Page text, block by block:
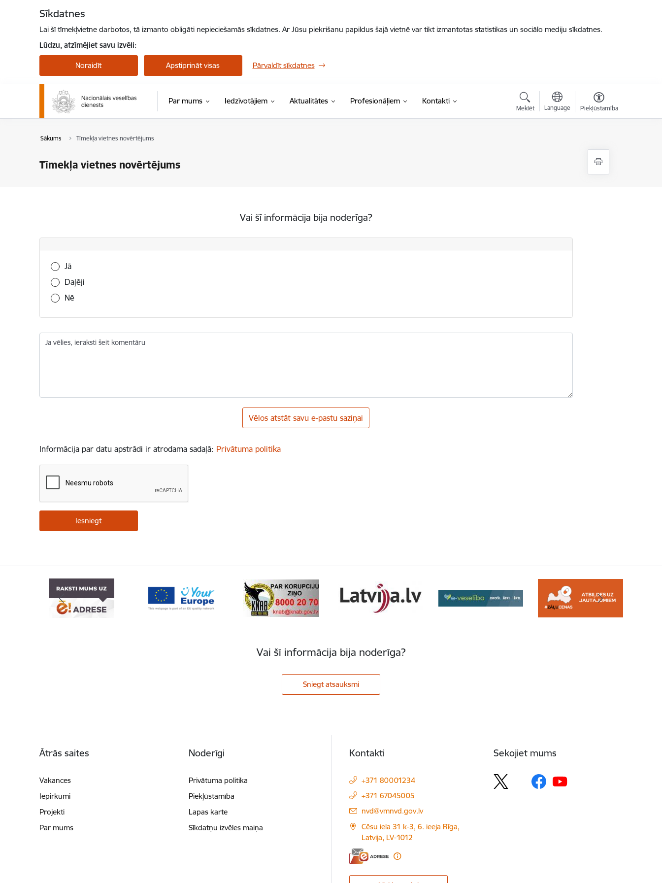
Sīkdatnes
Lai šī tīmekļvietne darbotos, tā izmanto obligāti nepieciešamās sīkdatnes. Ar Jūsu piekrišanu papildus šajā vietnē var tikt izmantotas statistikas un sociālo mediju sīkdatnes.
Lūdzu, atzīmējiet savu izvēli:
Noraidīt Apstiprināt visas Pārvaldīt sīkdatnes
Par mums Iedzīvotājiem Aktualitātes Profesionāļiem Kontakti
Meklēt Language Piekļūstamība
Sākums Tīmekļa vietnes novērtējums
Tīmekļa vietnes novērtējums
Vai šī informācija bija noderīga?
Vai šī informācija bija noderīga?
Jā
Daļēji
Nē
Ja vēlies, ieraksti šeit komentāru
Vēlos atstāt savu e-pastu saziņai
Informācija par datu apstrādi ir atrodama sadaļā: Privātuma politika
Vai šī informācija bija noderīga?
Sniegt atsauksmi
Ātrās saites
Vakances
Iepirkumi
Projekti
Par mums
Noderīgi
Privātuma politika
Piekļūstamība
Lapas karte
Sīkdatņu izvēles maiņa
Kontakti
+371 80001234
+371 67045005
E-pasts:
nvd@vmnvd.gov.lv
Cēsu iela 31 k-3, 6. ieeja Rīga,
Latvija, LV-1012
Sekojiet mums